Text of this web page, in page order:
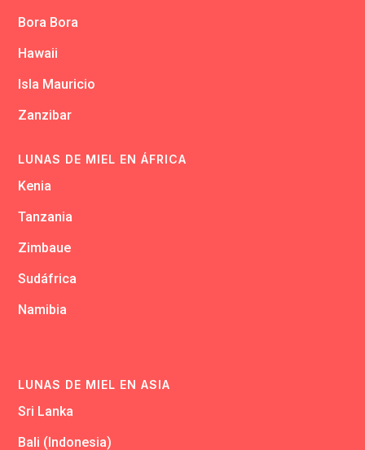
Bora Bora
Hawaii
Isla Mauricio
Zanzibar
LUNAS DE MIEL EN ÁFRICA
Kenia
Tanzania
Zimbaue
Sudáfrica
Namibia
LUNAS DE MIEL EN ASIA
Sri Lanka
Bali (Indonesia)